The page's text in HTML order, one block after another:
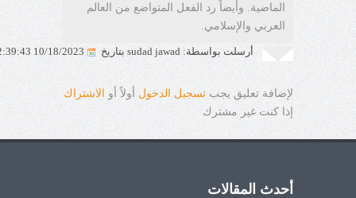
الماضية. وأيضاً رد الفعل المتواضع من العالم
العربي والإسلامي.
أرسلت بواسطة: sudad jawad بتاريخ 10/18/2023 12:39:43 PM
لإضافة تعليق يجب تسجيل الدخول أولاً أو
الاشتراك
إذا كنت غير مشترك
أحدث المقالات